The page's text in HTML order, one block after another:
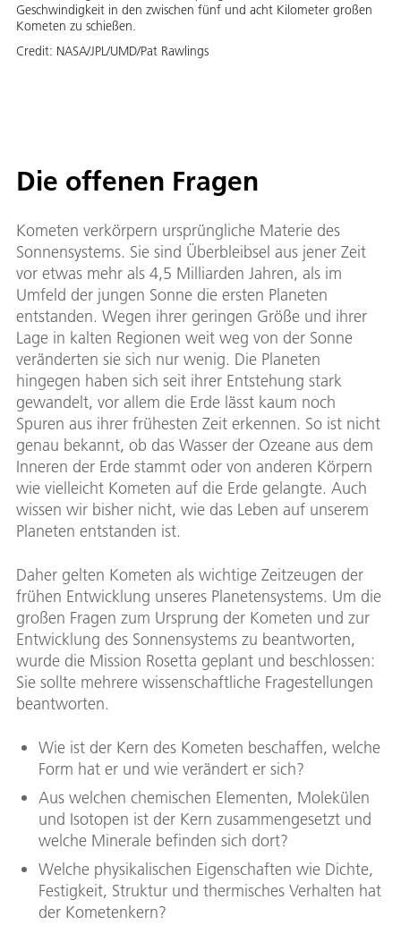
Geschwindigkeit in den zwischen fünf und acht Kilometer großen
Kometen zu schießen.
Credit: NASA/JPL/UMD/Pat Rawlings
Die offenen Fragen
Kometen verkörpern ursprüngliche Materie des
Sonnensystems. Sie sind Überbleibsel aus jener Zeit
vor etwas mehr als 4,5 Milliarden Jahren, als im
Umfeld der jungen Sonne die ersten Planeten
entstanden. Wegen ihrer geringen Größe und ihrer
Lage in kalten Regionen weit weg von der Sonne
veränderten sie sich nur wenig. Die Planeten
hingegen haben sich seit ihrer Entstehung stark
gewandelt, vor allem die Erde lässt kaum noch
Spuren aus ihrer frühesten Zeit erkennen. So ist nicht
genau bekannt, ob das Wasser der Ozeane aus dem
Inneren der Erde stammt oder von anderen Körpern
wie vielleicht Kometen auf die Erde gelangte. Auch
wissen wir bisher nicht, wie das Leben auf unserem
Planeten entstanden ist.
Daher gelten Kometen als wichtige Zeitzeugen der
frühen Entwicklung unseres Planetensystems. Um die
großen Fragen zum Ursprung der Kometen und zur
Entwicklung des Sonnensystems zu beantworten,
wurde die Mission Rosetta geplant und beschlossen:
Sie sollte mehrere wissenschaftliche Fragestellungen
beantworten.
Wie ist der Kern des Kometen beschaffen, welche
Form hat er und wie verändert er sich?
Aus welchen chemischen Elementen, Molekülen
und Isotopen ist der Kern zusammengesetzt und
welche Minerale befinden sich dort?
Welche physikalischen Eigenschaften wie Dichte,
Festigkeit, Struktur und thermisches Verhalten hat
der Kometenkern?